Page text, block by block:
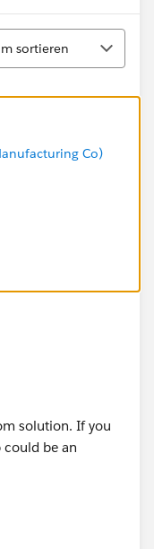
sortieren
Co)
solution. If you
could be an